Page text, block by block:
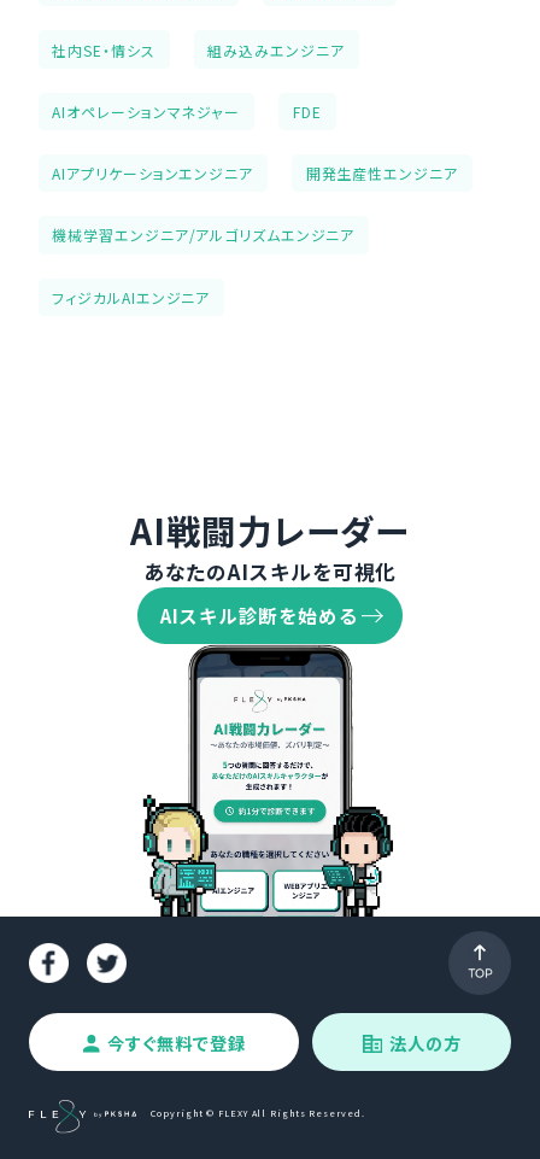
社内SE・情シス 組み込みエンジニア
AIオペレーションマネジャー FDE
AIアプリケーションエンジニア 開発生産性エンジニア
機械学習エンジニア/アルゴリズムエンジニア
フィジカルAIエンジニア
AI戦闘力レーダー
あなたのAIスキルを可視化
AIスキル診断を始める
今すぐ無料で登録 法人の方
Copyright © FLEXY All Rights Reserved.